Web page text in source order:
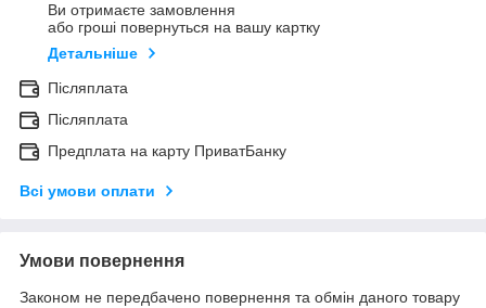
Ви отримаєте замовлення
або гроші повернуться на вашу картку
Детальніше
Післяплата
Післяплата
Предплата на карту ПриватБанку
Всі умови оплати
Умови повернення
Законом не передбачено повернення та обмін даного товару